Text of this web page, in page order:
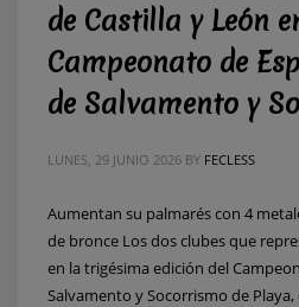
de Castilla y León
Campeonato de
de Salvamento y
LUNES, 29 JUNIO 2026 BY FECLESS
Aumentan su palmarés con 4
de bronce Los dos clubes que
en la trigésima edición del
Salvamento y Socorrismo de